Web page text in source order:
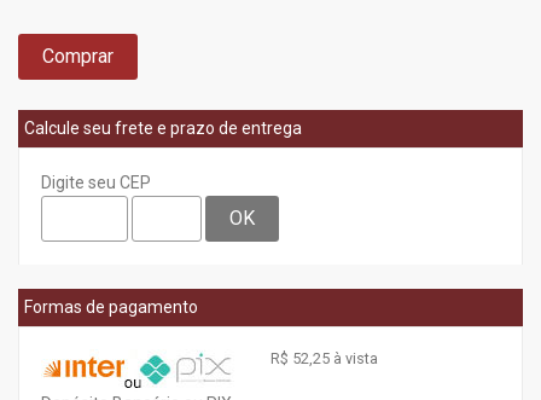
Comprar
Calcule seu frete e prazo de entrega
Digite seu CEP
OK
Formas de pagamento
R$ 52,25 à vista